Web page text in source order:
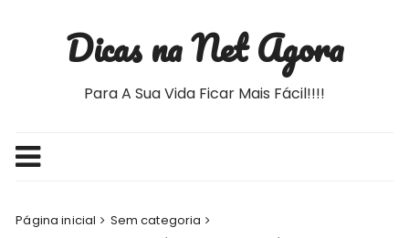
Dicas na Net Agora
Para A Sua Vida Ficar Mais Fácil!!!!
Página inicial
Sem categoria